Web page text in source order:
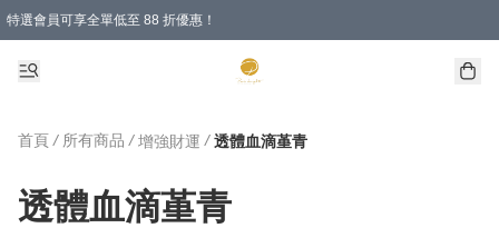
特選會員可享全單低至 88 折優惠！
首頁 / 所有商品 / 增強財運 / 透體血滴堇青
透體血滴堇青